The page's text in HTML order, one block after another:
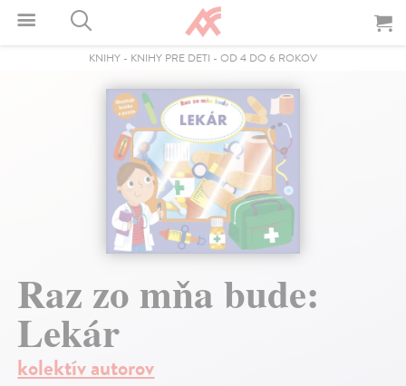
KNIHY - KNIHY PRE DETI - OD 4 DO 6 ROKOV
Raz zo mňa bude:
Lekár
kolektív autorov